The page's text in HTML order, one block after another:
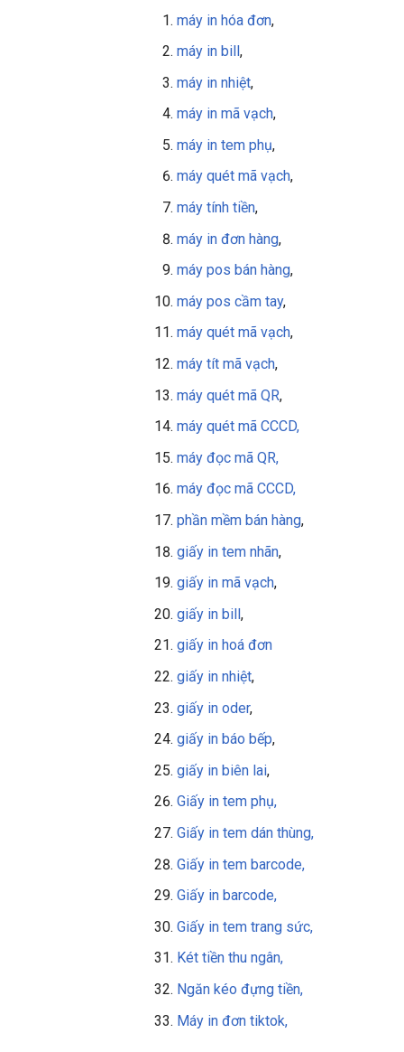
máy in hóa đơn,
máy in bill,
máy in nhiệt,
máy in mã vạch,
máy in tem phụ,
máy quét mã vạch,
máy tính tiền,
máy in đơn hàng,
máy pos bán hàng,
máy pos cầm tay,
máy quét mã vạch,
máy tít mã vạch,
máy quét mã QR,
máy quét mã CCCD,
máy đọc mã QR,
máy đọc mã CCCD,
phần mềm bán hàng,
giấy in tem nhãn,
giấy in mã vạch,
giấy in bill,
giấy in hoá đơn
giấy in nhiệt,
giấy in oder,
giấy in báo bếp,
giấy in biên lai,
Giấy in tem phụ,
Giấy in tem dán thùng,
Giấy in tem barcode,
Giấy in barcode,
Giấy in tem trang sức,
Két tiền thu ngân,
Ngăn kéo đựng tiền,
Máy in đơn tiktok,